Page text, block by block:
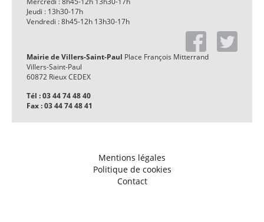
Jeudi : 13h30-17h
Vendredi : 8h45-12h 13h30-17h
Mairie de Villers-Saint-Paul Place François Mitterrand
Villers-Saint-Paul
60872 Rieux CEDEX
Tél : 03 44 74 48 40
Fax : 03 44 74 48 41
Mentions légales
Politique de cookies
Contact